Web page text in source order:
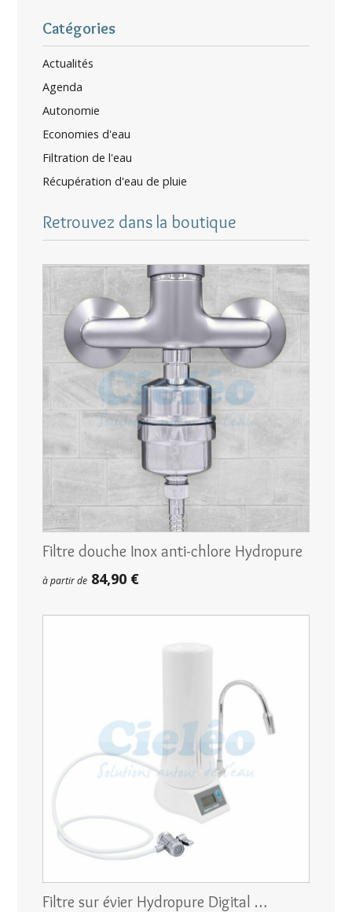
Catégories
Actualités
Agenda
Autonomie
Economies d'eau
Filtration de l'eau
Récupération d'eau de pluie
Retrouvez dans la boutique
Filtre douche Inox anti-chlore Hydropure
à partir de 84,90 €
Filtre sur évier Hydropure Digital …